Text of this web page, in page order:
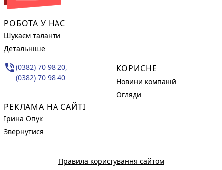
РОБОТА У НАС
Шукаєм таланти
Детальніше
phone_in_talk(0382) 70 98 20,
(0382) 70 98 40
РЕКЛАМА НА САЙТІ
Ірина Опук
Звернутися
КОРИСНЕ
Новини компаній
Огляди
Правила користування сайтом